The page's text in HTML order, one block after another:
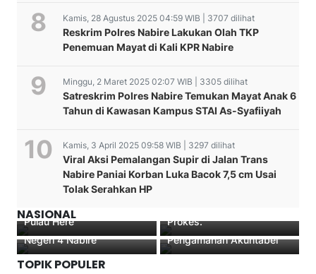
Kamis, 28 Agustus 2025 04:59 WIB | 3707 dilihat
Reskrim Polres Nabire Lakukan Olah TKP
Penemuan Mayat di Kali KPR Nabire
Minggu, 2 Maret 2025 02:07 WIB | 3305 dilihat
Satreskrim Polres Nabire Temukan Mayat Anak 6
Tahun di Kawasan Kampus STAI As-Syafiiyah
Kamis, 3 April 2025 09:58 WIB | 3297 dilihat
Viral Aksi Pemalangan Supir di Jalan Trans
Nabire Paniai Korban Luka Bacok 7,5 cm Usai
Tolak Serahkan HP
NASIONAL
Disambut Tarian Adat
Papua, Dewan Pengawas
dan Direktur LPU RRI
Kunjungi Nabire hingga
Pulau Here
Polisi amankan Turnament
Prokes.
Edukasi Menggugah
Polantas Menyapa di SMP
Negeri 4 Nabire
E-Jordan Bentuk
Pengamanan Akuntabel
TOPIK POPULER